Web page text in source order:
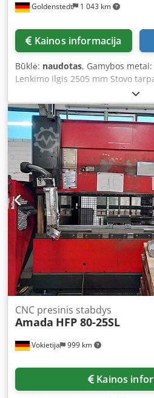
Goldenstedt 1 043 km
Kainos informacija
Būklė: naudotas, Gamybos metai:
Lenkimo ilgis 2505 mm Stovo
2000 Valdomos ašys: 7 Iškyša 420
Įrengimo aukštis 470 mm Stalo
960 mm Pristatymo greitis 100
Ap Hjk Darbo greitis 10 mm/sek
Mašinos svoris apie 6,3 t
užtikrina visiškai tikslius lenkimo
bombiravimo įrenginio Įrankiai –
Darbo valandos: 17 866 h 7 ašys:
Vokietija 999 km
CNC presinis stabdys
Amada HFP 80-25SL
Kainos